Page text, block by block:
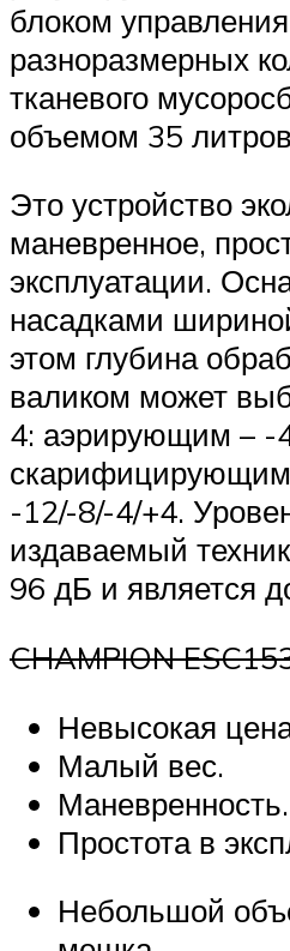
блоком
разноразмерных
тканевого
объемом 35
Это устройство
маневренное,
эксплуатации.
насадками
этом глубина
валиком может
4: аэрирующим – -
скарифицирующим
-12/-8/-4/+4.
издаваемый
96 дБ и является
CHAMPION
Невысокая
Малый вес.
Маневренность.
Простота в
Небольшой